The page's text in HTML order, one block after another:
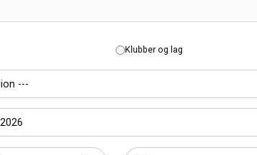
Klubber og lag